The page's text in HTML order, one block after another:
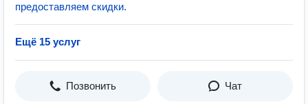
предоставляем скидки.
Ещё 15 услуг
Позвонить Чат